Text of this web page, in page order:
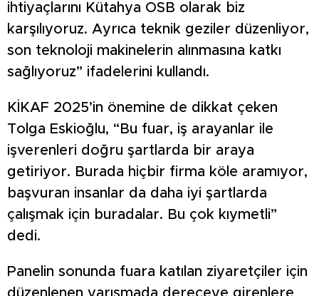
ihtiyaçlarını Kütahya OSB olarak biz
karşılıyoruz. Ayrıca teknik geziler düzenliyor,
son teknoloji makinelerin alınmasına katkı
sağlıyoruz” ifadelerini kullandı.
KİKAF 2025’in önemine de dikkat çeken
Tolga Eskioğlu, “Bu fuar, iş arayanlar ile
işverenleri doğru şartlarda bir araya
getiriyor. Burada hiçbir firma köle aramıyor,
başvuran insanlar da daha iyi şartlarda
çalışmak için buradalar. Bu çok kıymetli”
dedi.
Panelin sonunda fuara katılan ziyaretçiler için